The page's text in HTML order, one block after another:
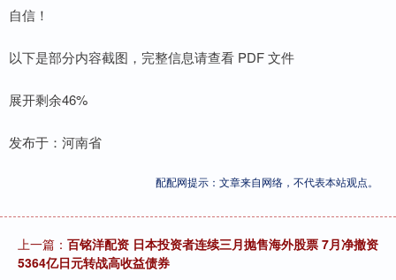
自信！
以下是部分内容截图，完整信息请查看 PDF 文件
展开剩余46%
发布于：河南省
配配网提示：文章来自网络，不代表本站观点。
上一篇： 百铭洋配资 日本投资者连续三月抛售海外股票 7月净撤资
5364亿日元转战高收益债券